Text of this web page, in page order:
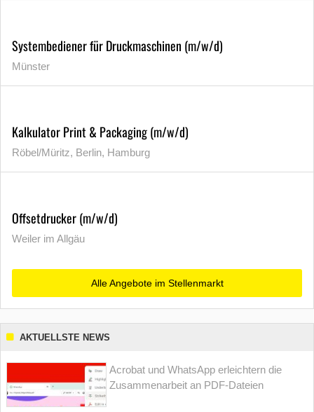
Systembediener für Druckmaschinen (m/w/d)
Münster
Kalkulator Print & Packaging (m/w/d)
Röbel/Müritz, Berlin, Hamburg
Offsetdrucker (m/w/d)
Weiler im Allgäu
Alle Angebote im Stellenmarkt
AKTUELLSTE NEWS
Acrobat und WhatsApp erleichtern die
Zusammenarbeit an PDF-Dateien